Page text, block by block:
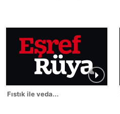
Fıstık ile veda...